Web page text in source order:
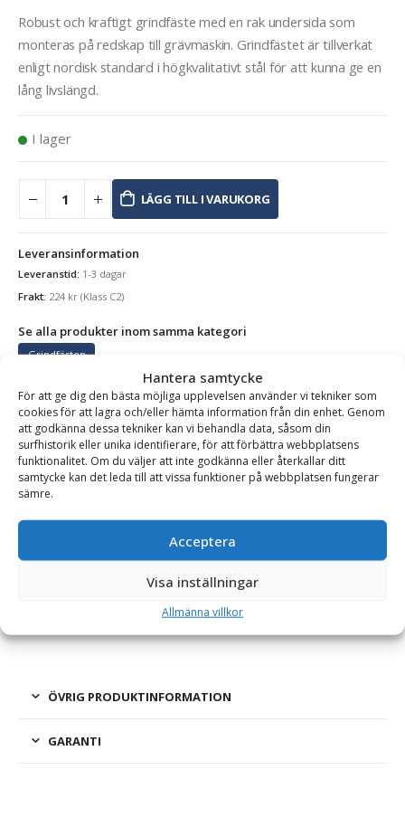
Hantera samtycke
För att ge dig den bästa möjliga upplevelsen använder vi tekniker som
cookies för att lagra och/eller hämta information från din enhet. Genom
att godkänna dessa tekniker kan vi behandla data, såsom din
surfhistorik eller unika identifierare, för att förbättra webbplatsens
funktionalitet. Om du väljer att inte godkänna eller återkallar ditt
samtycke kan det leda till att vissa funktioner på webbplatsen fungerar
sämre.
Acceptera
Visa inställningar
Allmänna villkor
Robust och kraftigt grindfäste med en rak undersida som
monteras på redskap till grävmaskin. Grindfästet är tillverkat
enligt nordisk standard i högkvalitativt stål för att kunna ge en
lång livslängd.
I lager
LÄGG TILL I VARUKORG
Leveransinformation
Leveranstid: 1-3 dagar
Frakt: 224 kr (Klass C2)
Se alla produkter inom samma kategori
Grindfästen
BESKRIVNING
Grindfäste – S40, vikt 11 kg, max maskinvikt 6 ton,
Robust och kraftigt grindfäste med en rak undersida som
enligt nordisk standard i högkvalitativt stål för att kunna ge en
lång livslängd. Materialet i axlar är av typ 355-stål.
ÖVRIG PRODUKTINFORMATION
GARANTI